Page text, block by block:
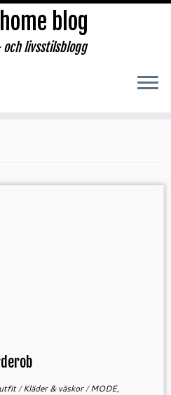
blog
livsstilsblogg
/Kläder & väskor/MODE,